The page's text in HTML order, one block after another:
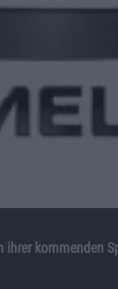
ihrer kommenden